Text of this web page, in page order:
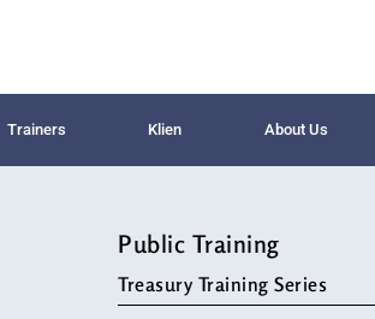
Trainers Klien About Us
Public Training
Treasury Training Series